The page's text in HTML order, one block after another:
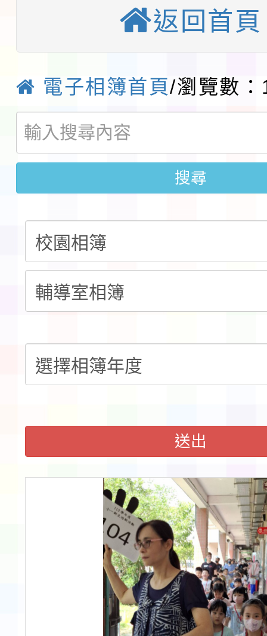
程安排一案
「桃園市補助參觀特色
展演活動實施計畫」
請一案
教育部校安中心白海豚
報
淨零綠領人才培育課程
檢送桃園市115學年度
及師生本土語及新住民
實施要點各1份
115年食農教育專業人
程
鎮韌性（防空）演習－
速演練執行計畫」
「115年金融知識線上
法」
本校115學年度第1學
第3次招考代課鐘點教
告(不再辦理後續甄選)
檢送「桃園市115學年
賽實施要點」1份
本市「115學年度學生
程安排一案
「桃園市補助參觀特色
返回首頁
電子相簿首頁/瀏覽數
搜尋
送出